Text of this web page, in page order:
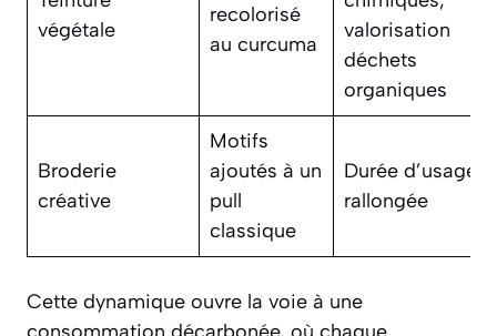
végétale
recolorisé
au curcuma
valorisation
déchets
organiques
Broderie
créative
Motifs
ajoutés à un
pull
classique
Durée d’usage
rallongée
Cette dynamique ouvre la voie à une